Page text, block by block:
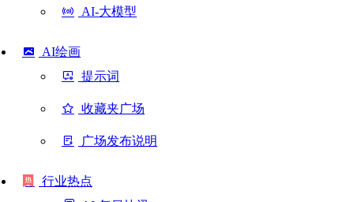
AI-大模型
AI绘画
提示词
收藏夹广场
广场发布说明
行业热点